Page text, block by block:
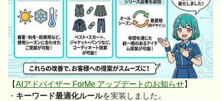
【AIアドバイザー ForMe アップデートのお知らせ】
・ キーワード最適化ルールを実装しました。